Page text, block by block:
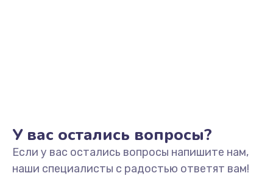
У вас остались вопросы?
Если у вас остались вопросы напишите нам,
наши специалисты с радостью ответят вам!